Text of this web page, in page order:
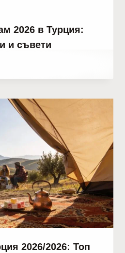
2026 в Турция:
и съвети
2026/2026: Топ